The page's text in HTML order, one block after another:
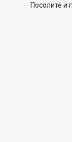
Посолите и